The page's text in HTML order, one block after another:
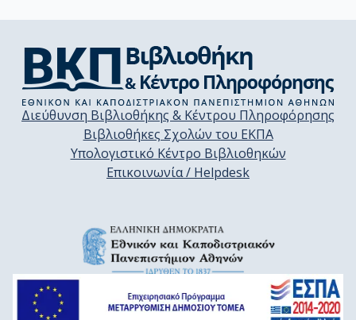
Διεύθυνση Βιβλιοθήκης & Κέντρου Πληροφόρησης
Βιβλιοθήκες Σχολών του ΕΚΠΑ
Υπολογιστικό Κέντρο Βιβλιοθηκών
Επικοινωνία / Helpdesk